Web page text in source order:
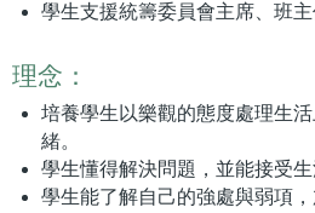
學生支援統籌委員會主席、班主
理念：
培養學生以樂觀的態度處理生
緒。
學生懂得解決問題，並能接受生
學生能了解自己的強處與弱項，